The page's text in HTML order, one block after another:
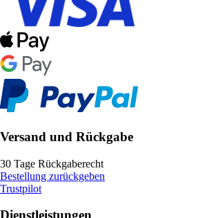
Versand und Rückgabe
30 Tage Rückgaberecht
Bestellung zurückgeben
Trustpilot